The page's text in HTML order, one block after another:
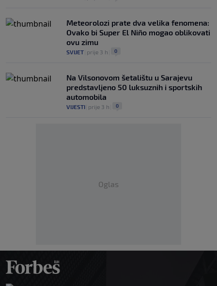
Meteorolozi prate dva velika fenomena:
Ovako bi Super El Niño mogao oblikovati
ovu zimu
SVIJET prije 3 h 0
Na Vilsonovom šetalištu u Sarajevu
predstavljeno 50 luksuznih i sportskih
automobila
VIJESTI prije 3 h 0
Oglas